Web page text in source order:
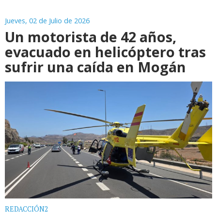
Jueves, 02 de Julio de 2026
Un motorista de 42 años,
evacuado en helicóptero tras
sufrir una caída en Mogán
REDACCIÓN2